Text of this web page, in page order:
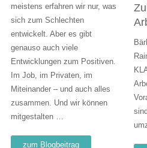
meistens erfahren wir nur, was
sich zum Schlechten
entwickelt. Aber es gibt
genauso auch viele
Entwicklungen zum Positiven.
Im Job, im Privaten, im
Miteinander – und auch alles
zusammen. Und wir können
mitgestalten …
zum Blogbeitrag